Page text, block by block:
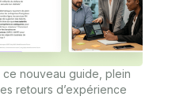
ce nouveau guide, plein
retours d’expérience